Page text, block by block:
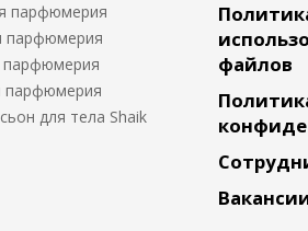
парфюмерия
парфюмерия
парфюмерия
парфюмерия
для тела Shaik
файлов